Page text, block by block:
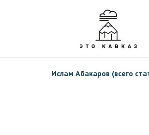
Ислам Абакаров (всего